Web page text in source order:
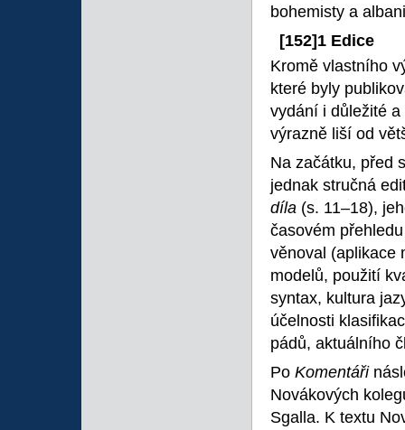
bohemisty a
[152] 1 Edice
Kromě vlastního
které byly
vydání i důležité
výrazně liší od
Na začátku, před
jednak stručná
díla (s. 11–18),
časovém
věnoval (aplikace
modelů, použití
syntax, kultura
účelnosti
pádů, aktuálního
Po Komentáři
Novákových
Sgalla. K textu